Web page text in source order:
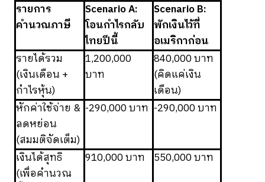
รายการ
คำนวณภาษี
Scenario A:
โอนกำไรกลับ
ไทยปีนี้
Scenario B:
พักเงินไว้ที่
อเมริกาก่อน
รายได้รวม
(เงินเดือน +
กำไรหุ้น)
1,200,000
บาท
840,000 บาท
(คิดแค่เงิน
เดือน)
หักค่าใช้จ่าย &
ลดหย่อน
(สมมติจัดเต็ม)
-290,000 บาท -290,000 บาท
เงินได้สุทธิ
(เพื่อคำนวณ
910,000 บาท 550,000 บาท